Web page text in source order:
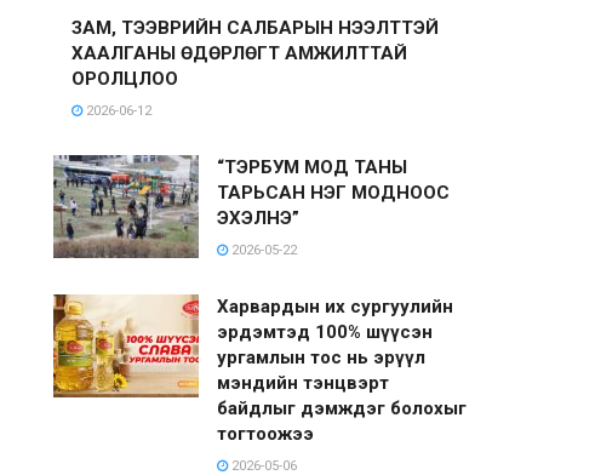
ЗАМ, ТЭЭВРИЙН САЛБАРЫН НЭЭЛТТЭЙ
ХААЛГАНЫ ӨДӨРЛӨГТ АМЖИЛТТАЙ
ОРОЛЦЛОО
2026-06-12
“ТЭРБУМ МОД ТАНЫ
ТАРЬСАН НЭГ МОДНООС
ЭХЭЛНЭ”
2026-05-22
Харвардын их сургуулийн
эрдэмтэд 100% шүүсэн
ургамлын тос нь эрүүл
мэндийн тэнцвэрт
байдлыг дэмждэг болохыг
тогтоожээ
2026-05-06